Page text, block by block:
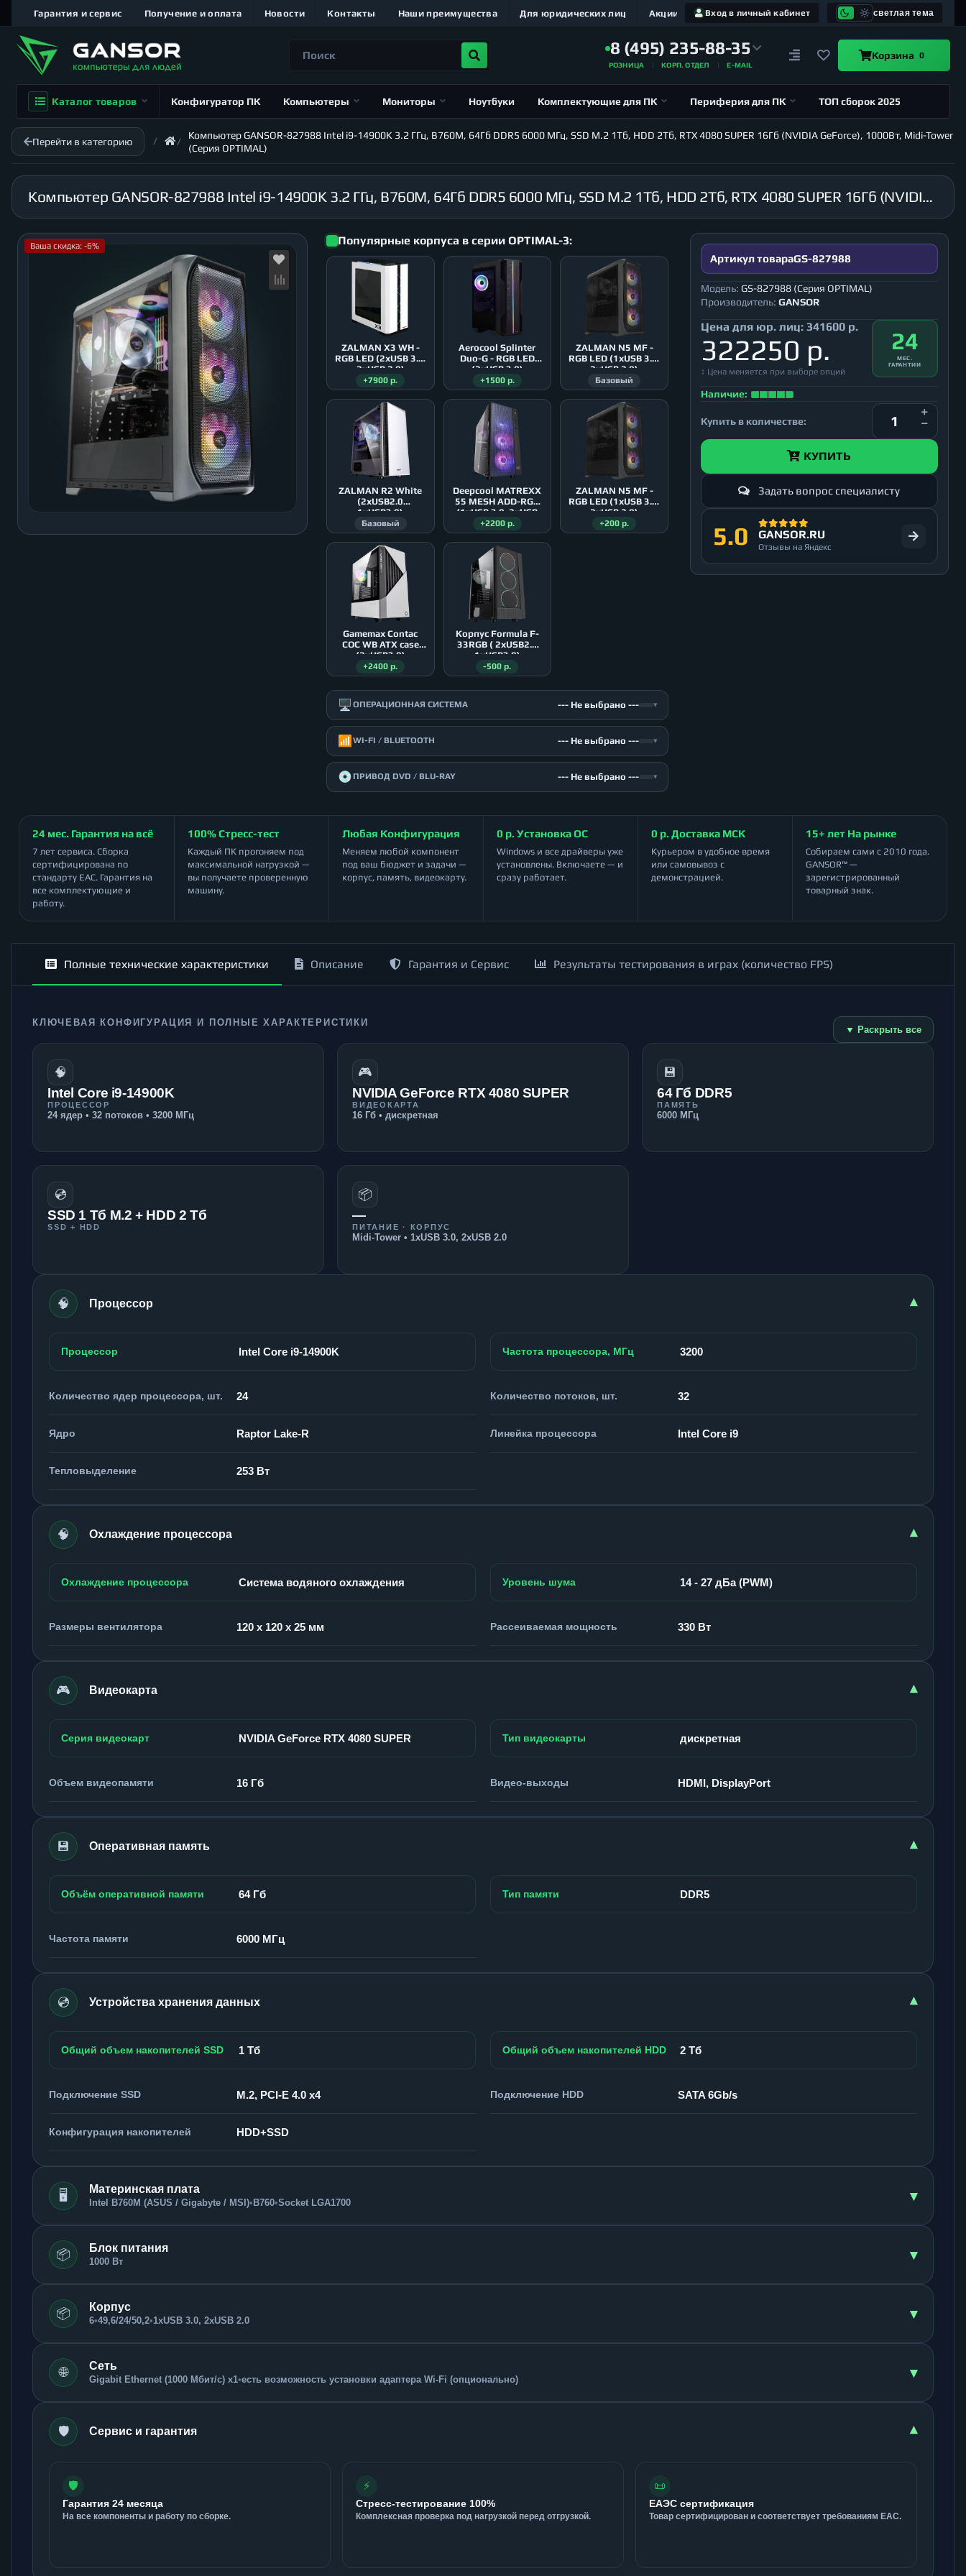
Вход в личный кабинет светлая тема
Гарантия и сервис Получение и оплата Новости Контакты Наши преимущества Для юридических лиц Акции
8 (495) 235-88-35
РОЗНИЦА КОРП. ОТДЕЛ E-MAIL
Корзина 0
Каталог товаров Конфигуратор ПК Компьютеры Мониторы Ноутбуки Комплектующие для ПК Периферия для ПК ТОП сборок 2025
Перейти в категорию
Компьютер GANSOR-827988 Intel i9-14900K 3.2 ГГц, B760M, 64Гб DDR5 6000 МГц, SSD M.2 1Тб, HDD 2Тб, RTX 4080 SUPER 16Гб (NVIDIA GeForce), 1000Вт, Midi-Tower
(Серия OPTIMAL)
Компьютер GANSOR-827988 Intel i9-14900K 3.2 ГГц, B760M, 64Гб DDR5 6000 МГц, SSD M.2 1Тб, HDD 2Тб, RTX 4080 SUPER 16Гб (NVIDIA GeForce), 1000Вт, Midi-Tower (Серия OPTIMAL)
Ваша скидка: -6% Популярные корпуса в серии OPTIMAL-3:
ZALMAN X3 WH -
RGB LED (2xUSB 3.0,
2xUSB 2.0)
+7900 р.
Aerocool Splinter
Duo-G - RGB LED
(2xUSB 3.0)
+1500 р.
ZALMAN N5 MF -
RGB LED (1xUSB 3.0,
2xUSB 2.0)
Базовый
ZALMAN R2 White
(2xUSB2.0
1xUSB3.0)
Базовый
Deepcool MATREXX
55 MESH ADD-RGB
(1xUSB 3.0, 2xUSB
2.0)
+2200 р.
ZALMAN N5 MF -
RGB LED (1xUSB 3.0,
2xUSB 2.0)
+200 р.
Gamemax Contac
COC WB ATX case
(2xUSB3.0)
+2400 р.
Корпус Formula F-
33RGB ( 2xUSB2.0
1xUSB3.0)
-500 р.
🖥️ ОПЕРАЦИОННАЯ СИСТЕМА --- Не выбрано --- ▾
📶 WI-FI / BLUETOOTH --- Не выбрано --- ▾
💿 ПРИВОД DVD / BLU-RAY --- Не выбрано --- ▾
Артикул товараGS-827988
Модель: GS-827988 (Серия OPTIMAL)
Производитель: GANSOR
Цена для юр. лиц: 341600 р.
322250 р.
↕ Цена меняется при выборе опций
24
МЕС.
ГАРАНТИИ
Наличие:
Купить в количестве:
КУПИТЬ
Задать вопрос специалисту
5.0 GANSOR.RU
Отзывы на Яндекс
24 мес. Гарантия на всё
7 лет сервиса. Сборка
сертифицирована по
стандарту ЕАС. Гарантия на
все комплектующие и
работу.
100% Стресс-тест
Каждый ПК прогоняем под
максимальной нагрузкой —
вы получаете проверенную
машину.
Любая Конфигурация
Меняем любой компонент
под ваш бюджет и задачи —
корпус, память, видеокарту.
0 р. Установка ОС
Windows и все драйверы уже
установлены. Включаете — и
сразу работает.
0 р. Доставка МСК
Курьером в удобное время
или самовывоз с
демонстрацией.
15+ лет На рынке
Собираем сами с 2010 года.
GANSOR™ —
зарегистрированный
товарный знак.
Полные технические характеристики Описание Гарантия и Сервис Результаты тестирования в играх (количество FPS)
КЛЮЧЕВАЯ КОНФИГУРАЦИЯ И ПОЛНЫЕ ХАРАКТЕРИСТИКИ
▼ Раскрыть все
🧠
Intel Core i9-14900K
ПРОЦЕССОР
24 ядер • 32 потоков • 3200 МГц
🎮
NVIDIA GeForce RTX 4080 SUPER
ВИДЕОКАРТА
16 Гб • дискретная
💾
64 Гб DDR5
ПАМЯТЬ
6000 МГц
💿
SSD 1 Тб M.2 + HDD 2 Тб
SSD + HDD
📦
—
ПИТАНИЕ · КОРПУС
Midi-Tower • 1xUSB 3.0, 2xUSB 2.0
🧠 Процессор ▾
Процессор Intel Core i9-14900K Частота процессора, МГц 3200
Количество ядер процессора, шт. 24 Количество потоков, шт. 32
Ядро Raptor Lake-R Линейка процессора Intel Core i9
Тепловыделение 253 Вт
🧠 Охлаждение процессора ▾
Охлаждение процессора Система водяного охлаждения Уровень шума 14 - 27 дБа (PWM)
Размеры вентилятора 120 x 120 x 25 мм Рассеиваемая мощность 330 Вт
🎮 Видеокарта ▾
Серия видеокарт NVIDIA GeForce RTX 4080 SUPER Тип видеокарты дискретная
Объем видеопамяти 16 Гб Видео-выходы HDMI, DisplayPort
💾 Оперативная память ▾
Объём оперативной памяти 64 Гб Тип памяти DDR5
Частота памяти 6000 МГц
💿 Устройства хранения данных ▾
Общий объем накопителей SSD 1 Тб Общий объем накопителей HDD 2 Тб
Подключение SSD M.2, PCI-E 4.0 x4 Подключение HDD SATA 6Gb/s
Конфигурация накопителей HDD+SSD
🖥️ Материнская плата
Intel B760M (ASUS / Gigabyte / MSI)• B760•Socket LGA1700 ▾
📦 Блок питания
1000 Вт ▾
📦 Корпус
6•49,6/24/50,2•1xUSB 3.0, 2xUSB 2.0 ▾
🌐 Сеть
Gigabit Ethernet (1000 Мбит/с) x1•есть возможность установки адаптера Wi-Fi (опционально) ▾
🛡️ Сервис и гарантия ▾
🛡️
Гарантия 24 месяца
На все компоненты и работу по сборке.
⚡
Стресс-тестирование 100%
Комплексная проверка под нагрузкой перед отгрузкой.
📜
ЕАЭС сертификация
Товар сертифицирован и соответствует требованиям ЕАС.